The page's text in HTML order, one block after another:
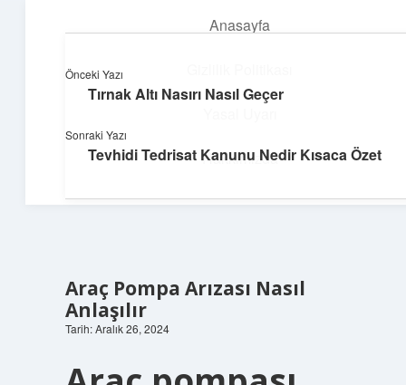
Anasayfa
Hakkımızda
Neşeli Bilgi Durağı
Hızlı hikayelerle gününü şenlendir!
Araç Pompa Arızası Nasıl
Anlaşılır
Tarih: Aralık 26, 2024
Önceki Yazı
Tırnak Altı Nasırı Nasıl Geçer
Sonraki Yazı
Tevhidi Tedrisat Kanunu Nedir Kısaca Özet